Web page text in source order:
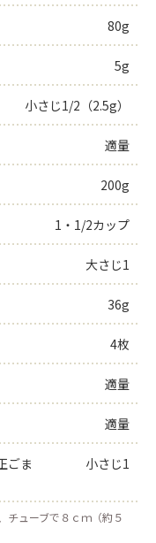
80g
5g
小さじ1/2（2.5g）
適量
200g
1・1/2カップ
大さじ1
36g
4枚
適量
適量
ごま
小さじ1
チューブで８ｃｍ（約５